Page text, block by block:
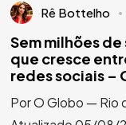
Rê Bottelho
Sem milhões
que cresce
redes sociais –
Por O Globo —